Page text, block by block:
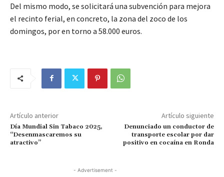
Del mismo modo, se solicitará una subvención para mejora
el recinto ferial, en concreto, la zona del zoco de los
domingos, por en torno a 58.000 euros.
Artículo anterior
Día Mundial Sin Tabaco 2025,
“Desenmascaremos su
atractivo”
Artículo siguiente
Denunciado un conductor de
transporte escolar por dar
positivo en cocaína en Ronda
- Advertisement -